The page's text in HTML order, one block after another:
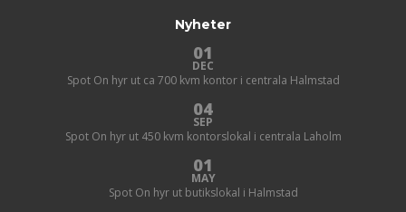
Nyheter
01
DEC
Spot On hyr ut ca 700 kvm kontor i centrala Halmstad
04
SEP
Spot On hyr ut 450 kvm kontorslokal i centrala Laholm
01
MAY
Spot On hyr ut butikslokal i Halmstad